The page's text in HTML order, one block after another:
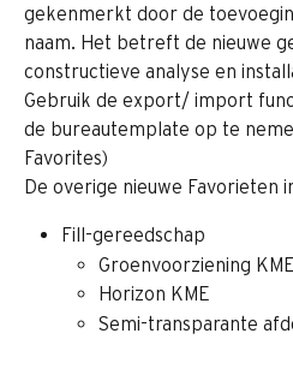
gekenmerkt door de
naam. Het betreft de nieuwe
constructieve analyse en
Gebruik de export/ import
de bureautemplate op te
Favorites)
De overige nieuwe Favorieten
Fill-gereedschap
Groenvoorziening KME
Horizon KME
Semi-transparante